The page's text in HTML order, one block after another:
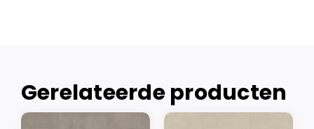
Gerelateerde producten